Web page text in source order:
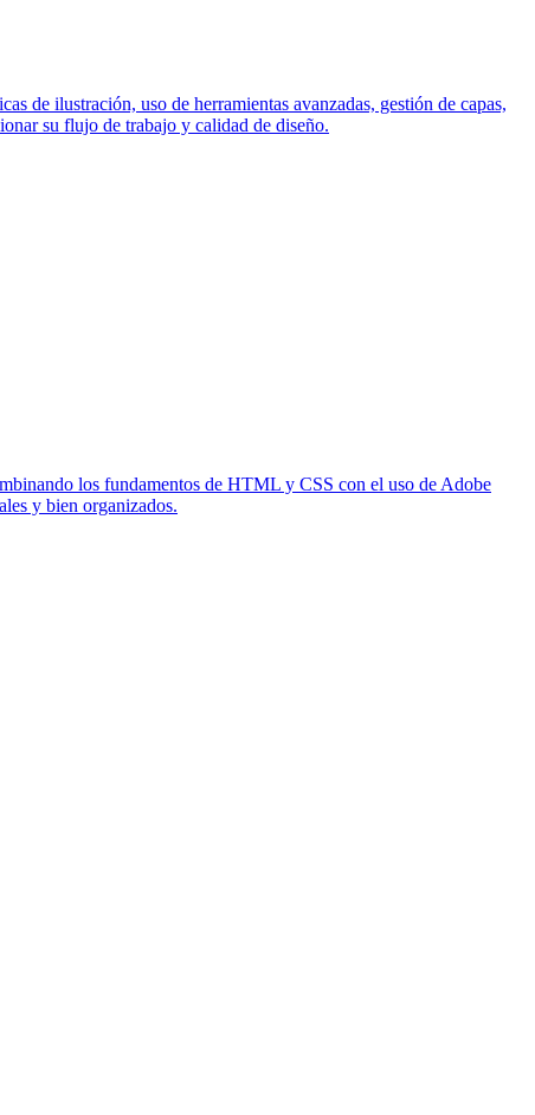
de ilustración, uso de herramientas avanzadas, gestión de capas,
su flujo de trabajo y calidad de diseño.
los fundamentos de HTML y CSS con el uso de Adobe
y bien organizados.